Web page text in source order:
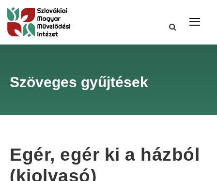
Szöveges gyűjtések
Egér, egér ki a házból
(kiolvasó)